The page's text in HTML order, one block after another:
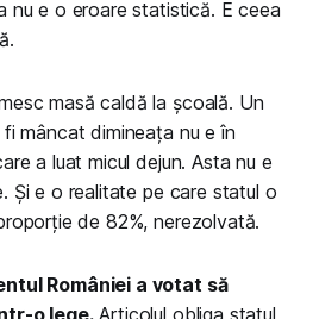
nu e o eroare statistică. E ceea
masă caldă la școală. Un
mâncat dimineața nu e în
a luat micul dejun. Asta nu e
Și e o realitate pe care statul o
de 82%, nerezolvată.
României a votat să